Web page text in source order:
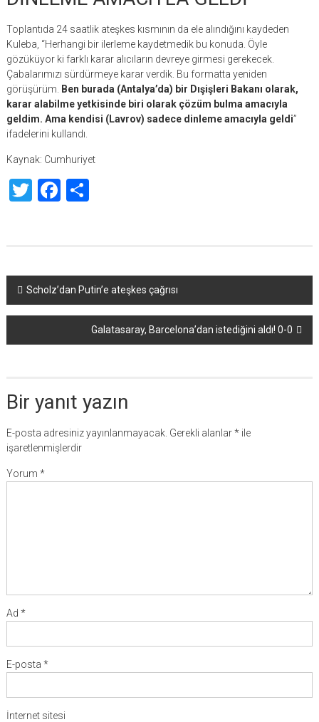
Toplantıda 24 saatlik ateşkes kısmının da ele alındığını kaydeden
Kuleba, “Herhangi bir ilerleme kaydetmedik bu konuda. Öyle
gözüküyor ki farklı karar alıcıların devreye girmesi gerekecek.
Çabalarımızı sürdürmeye karar verdik. Bu formatta yeniden
görüşürüm.
Ben burada (Antalya’da) bir Dışişleri Bakanı olarak,
karar alabilme yetkisinde biri olarak çözüm bulma amacıyla
geldim. Ama kendisi (Lavrov) sadece dinleme amacıyla geldi”
ifadelerini kullandı.
Kaynak: Cumhuriyet
TwitterFacebook
Share
Yazı
dolaşımı
Scholz’dan Putin’e ateşkes çağrısı
Galatasaray, Barcelona’dan istediğini aldı! 0-0
Bir yanıt yazın
E-posta adresiniz yayınlanmayacak. Gerekli alanlar*ile
işaretlenmişlerdir
Yorum *
Ad *
E-posta *
İnternet sitesi